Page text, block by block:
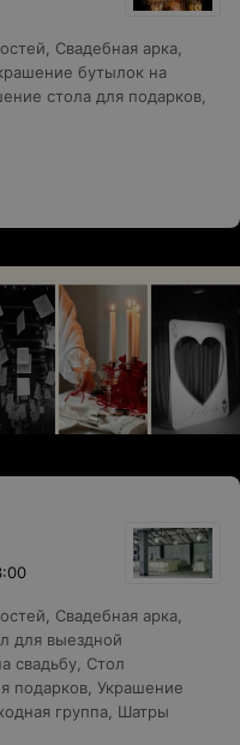
, Свадебная арка,
бутылок на
стола для подарков,
, Свадебная арка,
для выездной
свадьбу, Стол
подарков, Украшение
группа, Шатры